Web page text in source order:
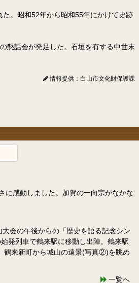
。昭和52年から昭和55年にかけて史跡
懇話会が発足した。石垣を有する中世末
情報提供：白山市文化財保護課
に感動しました。加賀の一向宗がなかな
会の午後からの「歴史を語る記念シン
発列車で鶴来駅に移動し出陣。鶴来駅
鶴来新町から城山の遠景(写真②)を眺め
一覧へ